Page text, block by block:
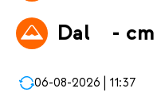
Dal
- cm
06-08-2026 | 11:37